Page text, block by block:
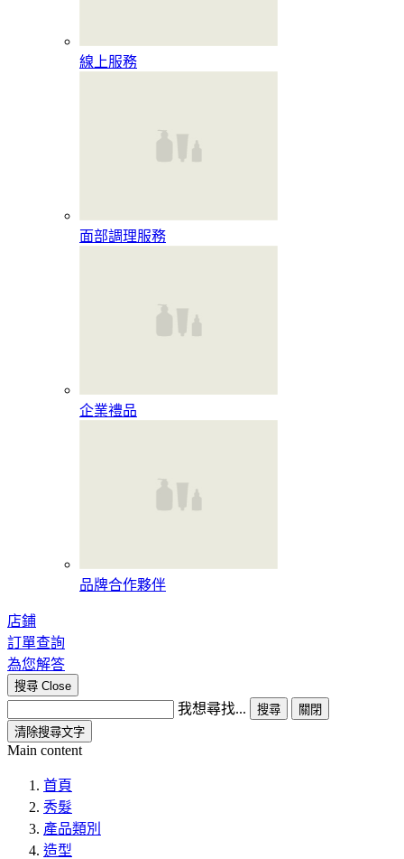
線上服務
面部調理服務
企業禮品
品牌合作夥伴
店鋪
訂單查詢
為您解答
搜尋 Close
我想尋找... 搜尋
關閉
清除搜尋文字
Main content
首頁
秀髮
產品類別
造型